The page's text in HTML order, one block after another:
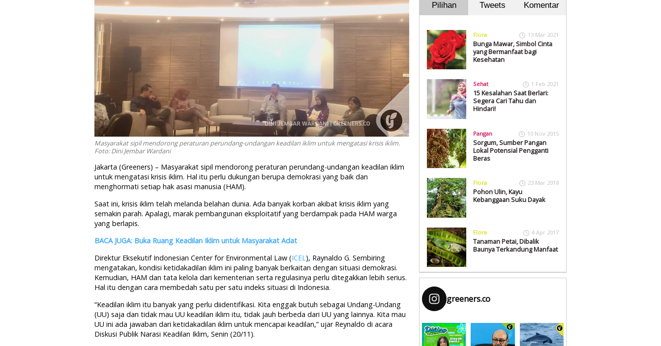
Masyarakat sipil mendorong peraturan perundang-undangan keadilan iklim untuk mengatasi krisis iklim.
Foto: Dini Jembar Wardani
Jakarta (Greeners) – Masyarakat sipil mendorong peraturan perundang-undangan keadilan iklim
untuk mengatasi krisis iklim. Hal itu perlu dukungan berupa demokrasi yang baik dan
menghormati setiap hak asasi manusia (HAM).
Saat ini, krisis iklim telah melanda belahan dunia. Ada banyak korban akibat krisis iklim yang
semakin parah. Apalagi, marak pembangunan eksploitatif yang berdampak pada HAM warga
yang berlapis.
BACA JUGA: Buka Ruang Keadilan Iklim untuk Masyarakat Adat
Direktur Eksekutif Indonesian Center for Environmental Law (ICEL), Raynaldo G. Sembiring
mengatakan, kondisi ketidakadilan iklim ini paling banyak berkaitan dengan situasi demokrasi.
Kemudian, HAM dan tata kelola dari kementerian serta regulasinya perlu ditegakkan lebih serius.
Hal itu dengan cara membedah satu per satu indeks situasi di Indonesia.
“Keadilan iklim itu banyak yang perlu diidentifikasi. Kita enggak butuh sebagai Undang-Undang
(UU) saja dan tidak mau UU keadilan iklim itu, tidak jauh berbeda dari UU yang lainnya. Kita mau
UU ini ada jawaban dari ketidakadilan iklim untuk mencapai keadilan,” ujar Reynaldo di acara
Diskusi Publik Narasi Keadilan Iklim, Senin (20/11).
Pilihan Tweets Komentar
Flora 13 Mar 2021
Bunga Mawar, Simbol Cinta
yang Bermanfaat bagi
Kesehatan
Sehat 1 Feb 2021
15 Kesalahan Saat Berlari:
Segera Cari Tahu dan
Hindari!
Pangan 10 Nov 2015
Sorgum, Sumber Pangan
Lokal Potensial Pengganti
Beras
Flora 23 Mar 2018
Pohon Ulin, Kayu
Kebanggaan Suku Dayak
Flora 4 Apr 2017
Tanaman Petai, Dibalik
Baunya Terkandung Manfaat
greeners.co